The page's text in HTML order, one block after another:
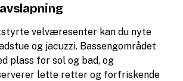
velværesenter kan du nyte
og jacuzzi. Bassengområdet
plass for sol og bad, og
lette retter og forfriskende